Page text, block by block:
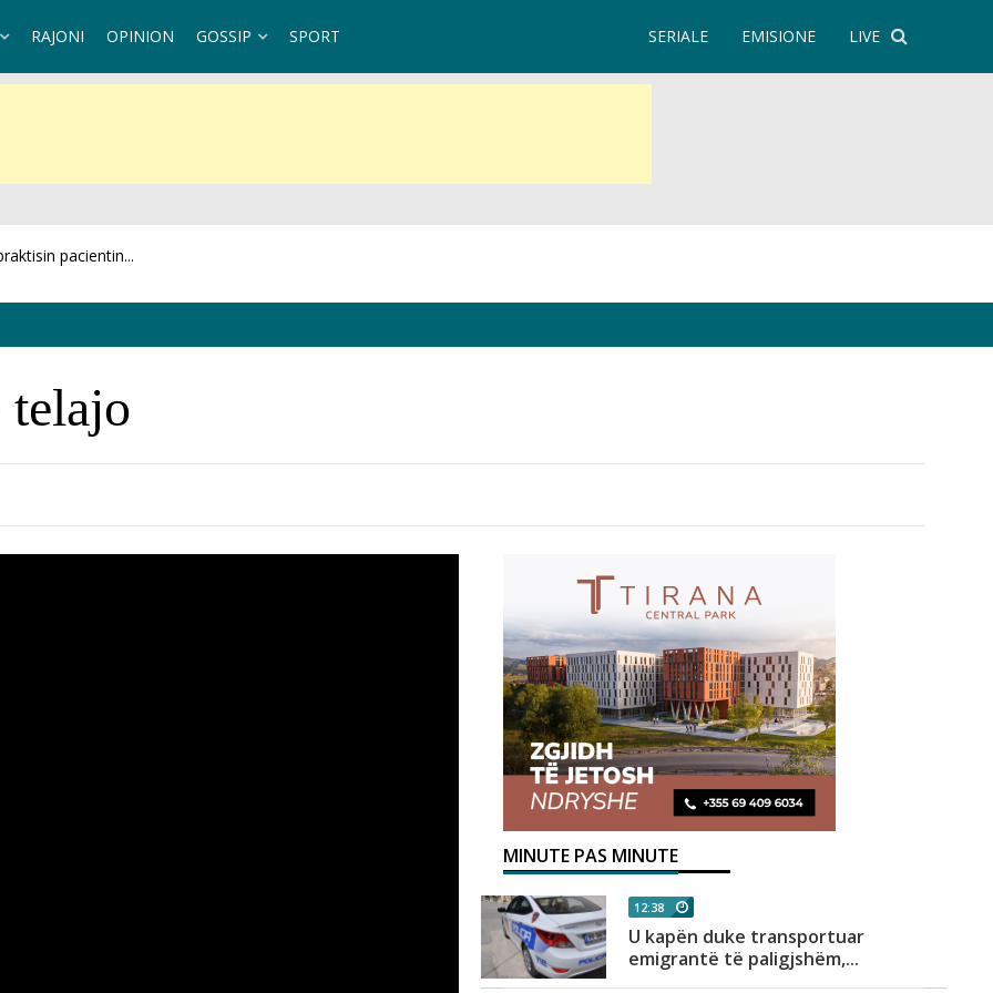
RAJONI OPINION GOSSIP SPORT LIVE
EMISIONE
SERIALE
pacientin...
telajo
MINUTE PAS MINUTE
12:38
U kapën duke transportuar
emigrantë të paligjshëm,...